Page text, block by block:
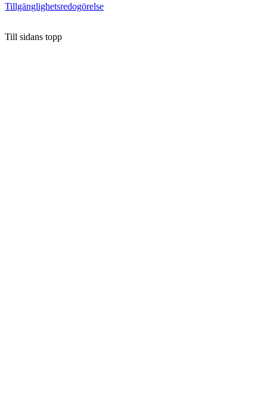
Tillgänglighetsredogörelse
Till sidans topp